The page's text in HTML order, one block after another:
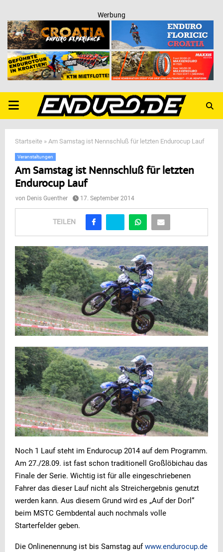
Werbung
PRIMARY
MENU
Startseite » Am Samstag ist Nennschluß für letzten Endurocup Lauf
Veranstaltungen
Am Samstag ist Nennschluß für letzten
Endurocup Lauf
von Denis Guenther 17. September 2014
TEILEN
Noch 1 Lauf steht im Endurocup 2014 auf dem Programm.
Am 27./28.09. ist fast schon traditionell Großlöbichau das
Finale der Serie. Wichtig ist für alle eingeschriebenen
Fahrer das dieser Lauf nicht als Streichergebnis genutzt
werden kann. Aus diesem Grund wird es „Auf der Dorl“
beim MSTC Gembdental auch nochmals volle
Starterfelder geben.
Die Onlinenennung ist bis Samstag aufwww.endurocup.de